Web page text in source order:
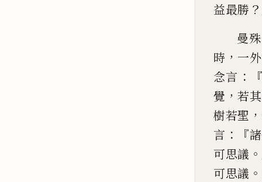
益最勝
曼
時 ， 一
念言 ：『
覺 ，若
樹若聖 ，
言 ：『
可思議
可思議 。